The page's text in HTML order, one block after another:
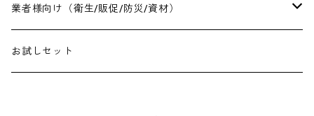
保冷バッグ
アクセサリーラック
業者様向け（衛生/販促/防災/資材）
衛生用品
お試しセット